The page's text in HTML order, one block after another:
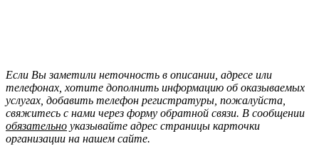
Если Вы заметили неточность в описании, адресе или
телефонах, хотите дополнить информацию об оказываемых
услугах, добавить телефон регистратуры, пожалуйста,
свяжитесь с нами через форму обратной связи. В сообщении
обязательно указывайте адрес страницы карточки
организации на нашем сайте.